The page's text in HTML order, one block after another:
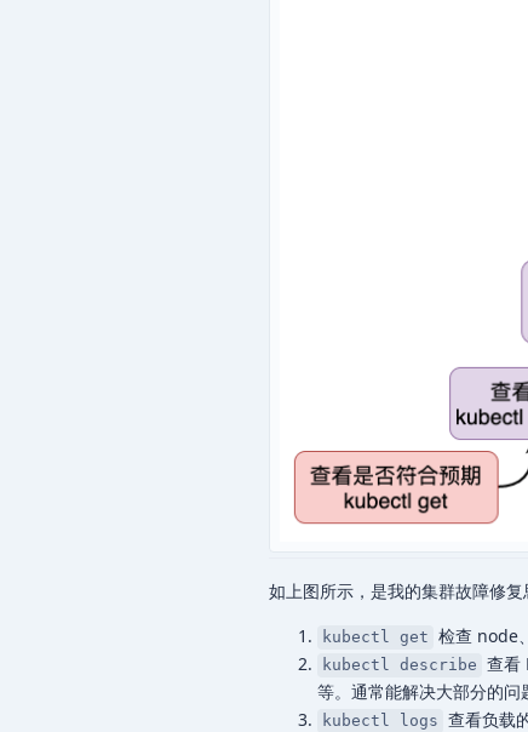
如上图所示，是我的集群故障修复
kubectl get 检查 node
kubectl describe 查看
等。通常能解决大部分的问
kubectl logs 查看负载